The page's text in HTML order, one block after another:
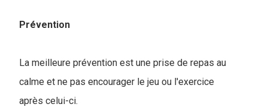
Prévention
La meilleure prévention est une prise de repas au
calme et ne pas encourager le jeu ou l'exercice
après celui-ci.